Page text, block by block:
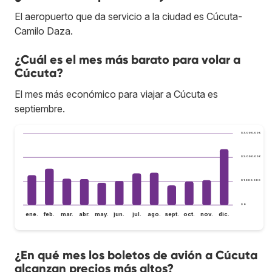
El aeropuerto que da servicio a la ciudad es Cúcuta-
Camilo Daza.
¿Cuál es el mes más barato para volar a
Cúcuta?
El mes más económico para viajar a Cúcuta es
septiembre.
$ 0
$ 1.000.000
$ 2.000.000
$ 3.000.000
ene. feb. mar. abr. may. jun. jul. ago. sept. oct. nov. dic.
¿En qué mes los boletos de avión a Cúcuta
alcanzan precios más altos?